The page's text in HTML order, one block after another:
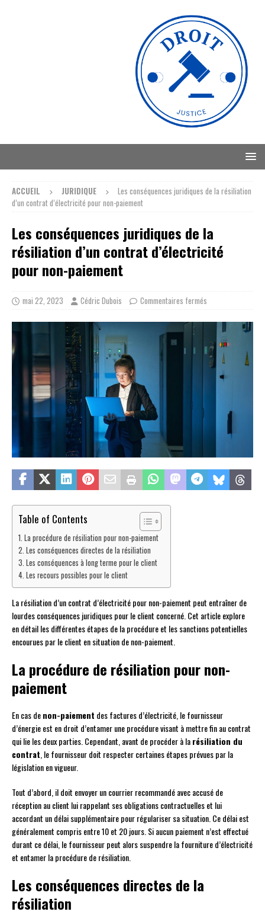
ACCUEIL JURIDIQUE
Les conséquences juridiques de la résiliation
d’un contrat d’électricité pour non-paiement
Les conséquences juridiques de la
résiliation d’un contrat d’électricité
pour non-paiement
mai 22, 2023 Cédric Dubois Commentaires fermés
Table of Contents
La procédure de résiliation pour non-paiement
Les conséquences directes de la résiliation
Les conséquences à long terme pour le client
Les recours possibles pour le client
La résiliation d’un contrat d’électricité pour non-paiement peut entraîner de
lourdes conséquences juridiques pour le client concerné. Cet article explore
en détail les différentes étapes de la procédure et les sanctions potentielles
encourues par le client en situation de non-paiement.
La procédure de résiliation pour non-
paiement
En cas denon-paiement des factures d’électricité, le fournisseur
d’énergie est en droit d’entamer une procédure visant à mettre fin au contrat
qui lie les deux parties. Cependant, avant de procéder à larésiliation du
contrat, le fournisseur doit respecter certaines étapes prévues par la
législation en vigueur.
Tout d’abord, il doit envoyer un courrier recommandé avec accusé de
réception au client lui rappelant ses obligations contractuelles et lui
accordant un délai supplémentaire pour régulariser sa situation. Ce délai est
généralement compris entre 10 et 20 jours. Si aucun paiement n’est effectué
durant ce délai, le fournisseur peut alors suspendre la fourniture d’électricité
et entamer la procédure de résiliation.
Les conséquences directes de la
résiliation